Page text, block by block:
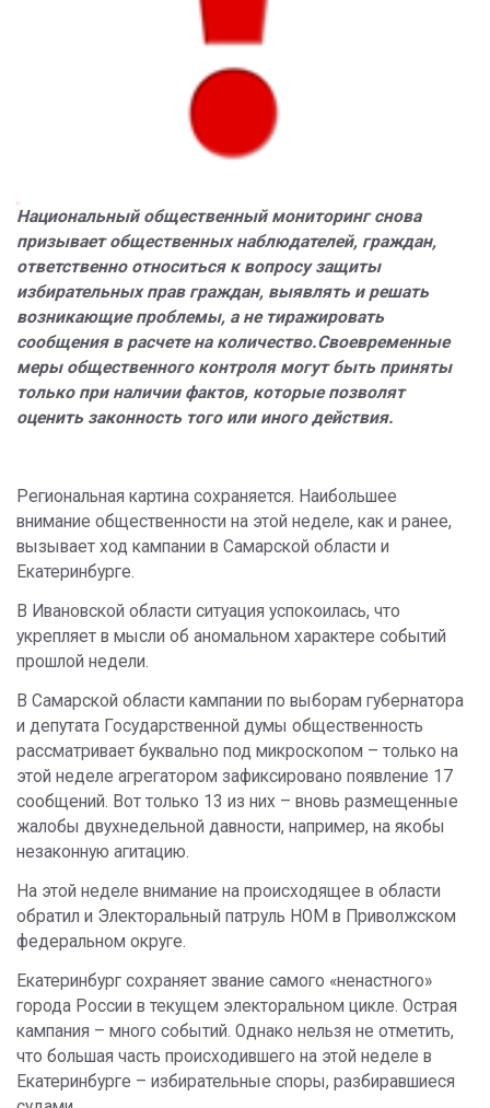
Национальный общественный мониторинг снова
призывает общественных наблюдателей, граждан,
ответственно относиться к вопросу защиты
избирательных прав граждан, выявлять и решать
возникающие проблемы, а не тиражировать
сообщения в расчете на количество.Своевременные
меры общественного контроля могут быть приняты
только при наличии фактов, которые позволят
оценить законность того или иного действия.
Региональная картина сохраняется. Наибольшее
внимание общественности на этой неделе, как и ранее,
вызывает ход кампании в Самарской области и
Екатеринбурге.
В Ивановской области ситуация успокоилась, что
укрепляет в мысли об аномальном характере событий
прошлой недели.
В Самарской области кампании по выборам губернатора
и депутата Государственной думы общественность
рассматривает буквально под микроскопом – только на
этой неделе агрегатором зафиксировано появление 17
сообщений. Вот только 13 из них – вновь размещенные
жалобы двухнедельной давности, например, на якобы
незаконную агитацию.
На этой неделе внимание на происходящее в области
обратил и Электоральный патруль НОМ в Приволжском
федеральном округе.
Екатеринбург сохраняет звание самого «ненастного»
города России в текущем электоральном цикле. Острая
кампания – много событий. Однако нельзя не отметить,
что большая часть происходившего на этой неделе в
Екатеринбурге – избирательные споры, разбиравшиеся